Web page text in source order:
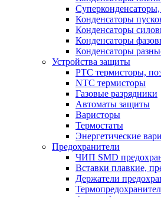
Конденсаторы
Конденсаторы
Конденсаторы
Конденсаторы
Устройства защиты
PTC термисторы,
NTC термисторы
Газовые разрядники
Автоматы защиты
Варисторы
Термостаты
Энергетические
Предохранители
ЧИП SMD
Вставки плавкие,
Держатели